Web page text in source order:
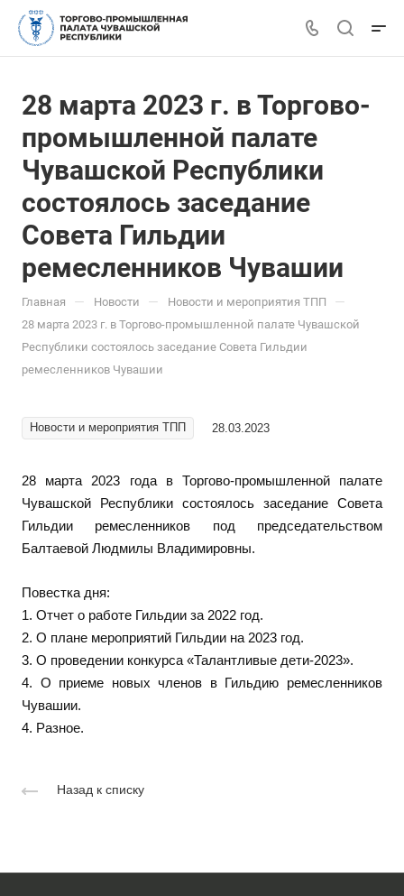
28 марта 2023 г. в Торгово-
промышленной палате
Чувашской Республики
состоялось заседание
Совета Гильдии
ремесленников Чувашии
Главная — Новости — Новости и мероприятия ТПП —
28 марта 2023 г. в Торгово-промышленной палате Чувашской
Республики состоялось заседание Совета Гильдии
ремесленников Чувашии
Новости и мероприятия ТПП 28.03.2023
28 марта 2023 года в Торгово-промышленной палате
Чувашской Республики состоялось заседание Совета
Гильдии ремесленников под председательством
Балтаевой Людмилы Владимировны.
Повестка дня:
1. Отчет о работе Гильдии за 2022 год.
2. О плане мероприятий Гильдии на 2023 год.
3. О проведении конкурса «Талантливые дети-2023».
4. О приеме новых членов в Гильдию ремесленников
Чувашии.
4. Разное.
Назад к списку